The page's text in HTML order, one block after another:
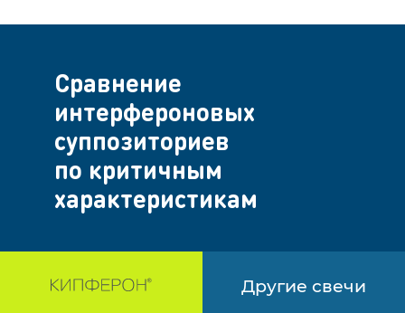
Сравнение
интерфероновых
суппозиториев
по критичным
характеристикам
Другие свечи